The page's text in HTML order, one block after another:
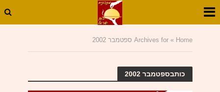
Home
»Archives for ספטמבר 2002
כותבספטמבר 2002